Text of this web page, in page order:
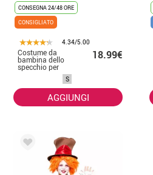
CONSEGNA 24/48 ORE
CONSIGLIATO
4.34/5.00
Costume da
bambina dello
specchio per
donna
18.99€
S
AGGIUNGI